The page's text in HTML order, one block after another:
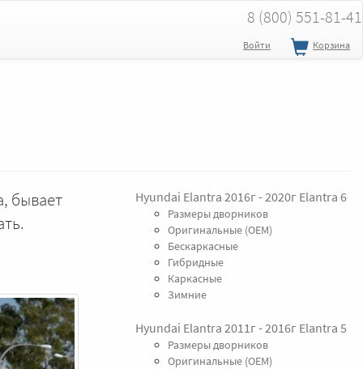
8 (800) 551-81-41
Войти Корзина
бывает
Hyundai Elantra 2016г - 2020г Elantra 6
Размеры дворников
Оригинальные (OEM)
Бескаркасные
Гибридные
Каркасные
Зимние
Hyundai Elantra 2011г - 2016г Elantra 5
Размеры дворников
Оригинальные (OEM)